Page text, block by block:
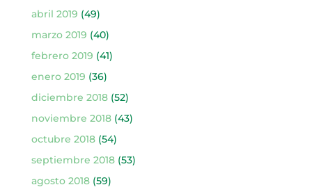
abril 2019 (49)
marzo 2019 (40)
febrero 2019 (41)
enero 2019 (36)
diciembre 2018(52)
noviembre 2018(43)
octubre 2018(54)
septiembre 2018(53)
agosto 2018(59)